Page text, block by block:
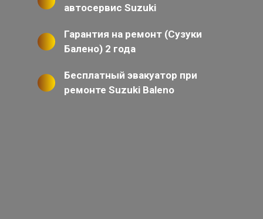
автосервис Suzuki
Гарантия на ремонт (Сузуки
Балено) 2 года
Бесплатный эвакуатор при
ремонте Suzuki Baleno